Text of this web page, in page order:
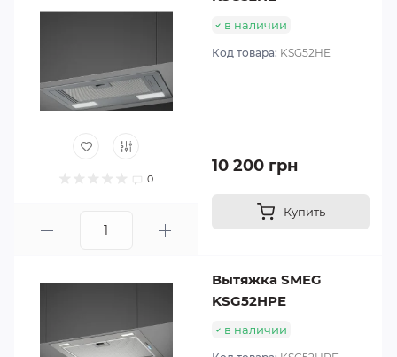
0
в наличии
Код товара: KSG52HE
10 200 грн
Купить
Вытяжка SMEG
KSG52HPE
в наличии